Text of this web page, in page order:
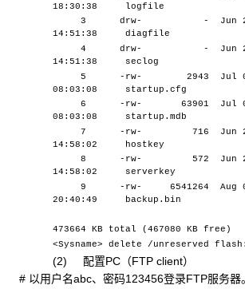
18:30:38 logfile
3 drw- - Jun 21
14:51:38 diagfile
4 drw- - Jun 21
14:51:38 seclog
5 -rw- 2943 Jul 02
08:03:08 startup.cfg
6 -rw- 63901 Jul 02
08:03:08 startup.mdb
7 -rw- 716 Jun 21
14:58:02 hostkey
8 -rw- 572 Jun 21
14:58:02 serverkey
9 -rw- 6541264 Aug 04
20:40:49 backup.bin
473664 KB total (467080 KB free)
<Sysname> delete /unreserved
(2) 配置PC（FTP client）
# 以用户名abc、密码123456登录FTP服务器。